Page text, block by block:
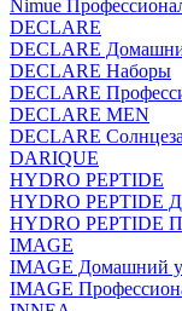
Nimue
DECLARE
DECLARE
DECLARE Наборы
DECLARE
DECLARE MEN
DECLARE
DARIQUE
HYDRO PEPTIDE
HYDRO PEPTIDE
HYDRO PEPTIDE
IMAGE
IMAGE Домашний
IMAGE